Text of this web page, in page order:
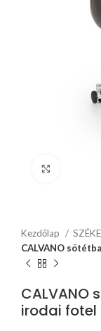
Kezdőlap
CALVANO
irodai fotel